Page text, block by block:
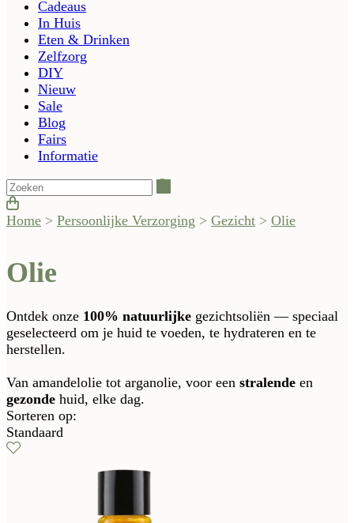
Cadeaus
In Huis
Eten & Drinken
Zelfzorg
DIY
Nieuw
Sale
Blog
Fairs
Informatie
Home > Persoonlijke Verzorging > Gezicht > Olie
Olie
Ontdek onze 100% natuurlijke gezichtsoliën — speciaal
geselecteerd om je huid te voeden, te hydrateren en te
herstellen.
Van amandelolie tot arganolie, voor een stralende en
gezonde huid, elke dag.
Sorteren op:
Standaard